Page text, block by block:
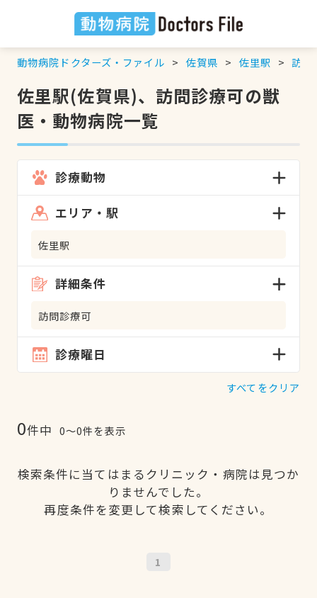
動物病院ドクターズ・ファイル 佐賀県 佐里駅 訪問
佐里駅(佐賀県)、訪問診療可の獣
医・動物病院一覧
診療動物
エリア・駅
佐里駅
詳細条件
訪問診療可
診療曜日
すべてをクリア
0件中 0〜0件を表示
検索条件に当てはまるクリニック・病院は見つか
りませんでした。
再度条件を変更して検索してください。
1